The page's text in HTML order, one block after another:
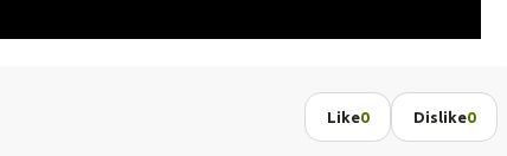
Like0 Dislike0